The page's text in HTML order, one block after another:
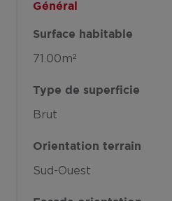
Général
Surface habitable
71.00m²
Type de superficie
Brut
Orientation terrain
Sud-Ouest